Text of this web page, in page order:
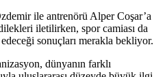
ile antrenörü Alper Coşar’a
iletilirken, spor camiası da
sonuçları merakla bekliyor.
dünyanın farklı